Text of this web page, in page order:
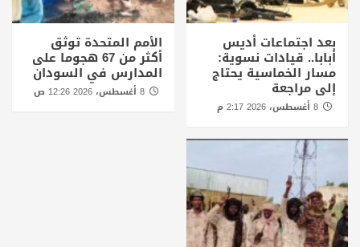
بعد اجتماعات أديس
أبابا.. قيادات نسوية:
مسار الخماسية يحتاج
إلى مراجعة
الأمم المتحدة توثق
أكثر من 67 هجوما على
المدارس في السودان
8 أغسطس، 2026 12:26 ص